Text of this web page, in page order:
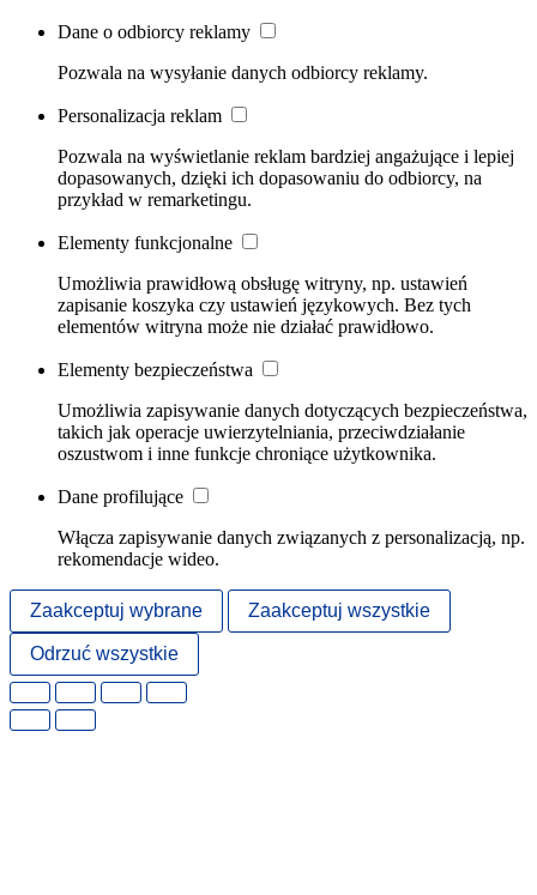
Dane o odbiorcy reklamy
Pozwala na wysyłanie danych odbiorcy reklamy.
Personalizacja reklam
Pozwala na wyświetlanie reklam bardziej angażujące i lepiej
dopasowanych, dzięki ich dopasowaniu do odbiorcy, na
przykład w remarketingu.
Elementy funkcjonalne
Umożliwia prawidłową obsługę witryny, np. ustawień
zapisanie koszyka czy ustawień językowych. Bez tych
elementów witryna może nie działać prawidłowo.
Elementy bezpieczeństwa
Umożliwia zapisywanie danych dotyczących bezpieczeństwa,
takich jak operacje uwierzytelniania, przeciwdziałanie
oszustwom i inne funkcje chroniące użytkownika.
Dane profilujące
Włącza zapisywanie danych związanych z personalizacją, np.
rekomendacje wideo.
Zaakceptuj wybrane Zaakceptuj wszystkie
Odrzuć wszystkie